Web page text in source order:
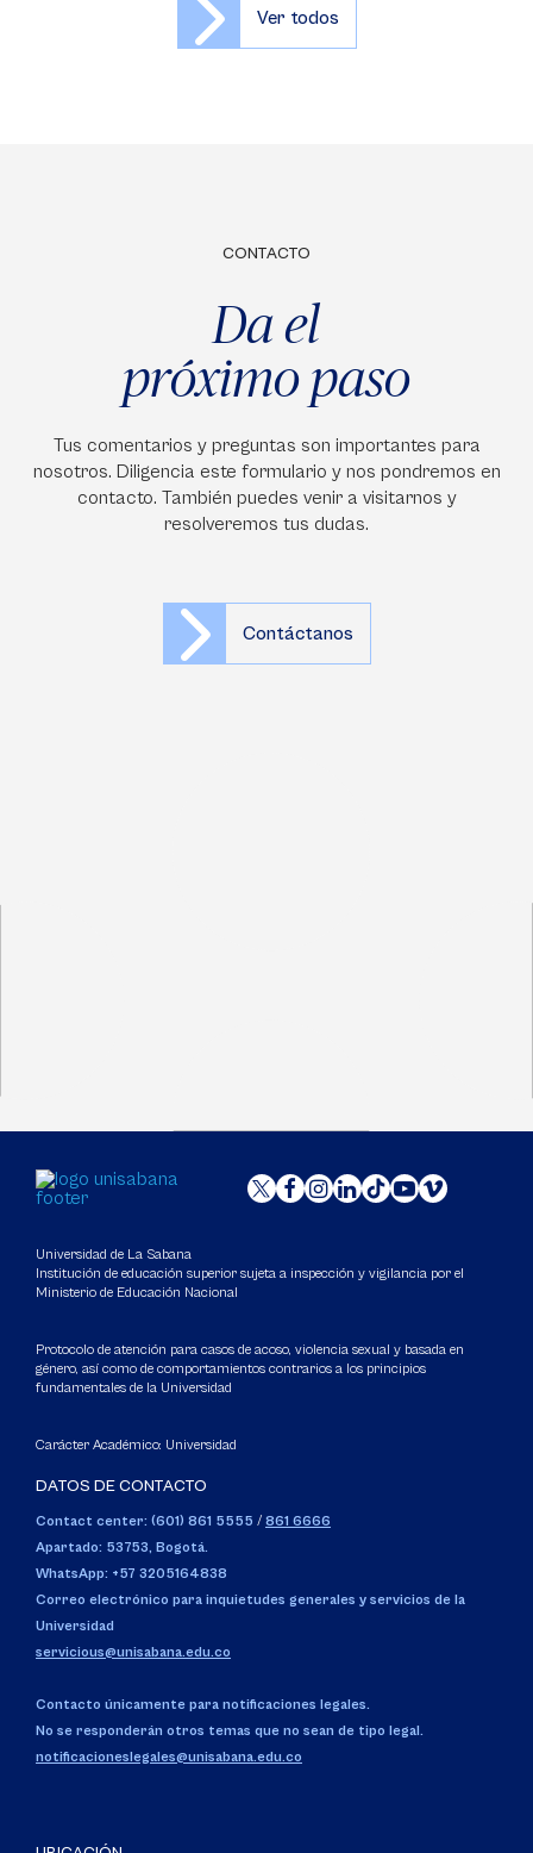
Ver todos
CONTACTO
Da el
próximo paso
Tus comentarios y preguntas son importantes para
nosotros. Diligencia este formulario y nos pondremos en
contacto. También puedes venir a visitarnos y
resolveremos tus dudas.
Contáctanos
Universidad de La Sabana
Institución de educación superior sujeta a inspección y vigilancia por el
Ministerio de Educación Nacional
Protocolo de atención para casos de acoso, violencia sexual y basada en
género, así como de comportamientos contrarios a los principios
fundamentales de la Universidad
Carácter Académico: Universidad
DATOS DE CONTACTO
Contact center: (601) 861 5555 / 861 6666
Apartado: 53753, Bogotá.
WhatsApp: +57 3205164838
Correo electrónico para inquietudes generales y servicios de la
Universidad
servicious@unisabana.edu.co
Contacto únicamente para notificaciones legales.
No se responderán otros temas que no sean de tipo legal.
notificacioneslegales@unisabana.edu.co